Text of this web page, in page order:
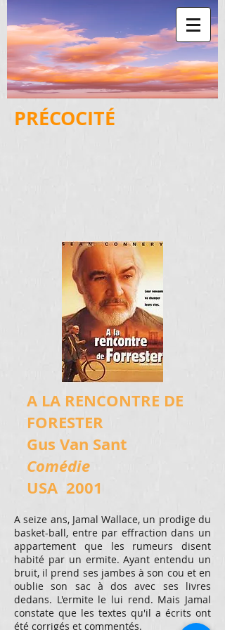
PRÉCOCITÉ
A LA RENCONTRE DE
FORESTER
Gus Van Sant
Comédie
USA 2001
A seize ans, Jamal Wallace, un prodige du
basket-ball, entre par effraction dans un
appartement que les rumeurs disent
habité par un ermite. Ayant entendu un
bruit, il prend ses jambes à son cou et en
oublie son sac à dos avec ses livres
dedans. L'ermite le lui rend. Mais Jamal
constate que les textes qu'il a écrits ont
été corrigés et commentés.